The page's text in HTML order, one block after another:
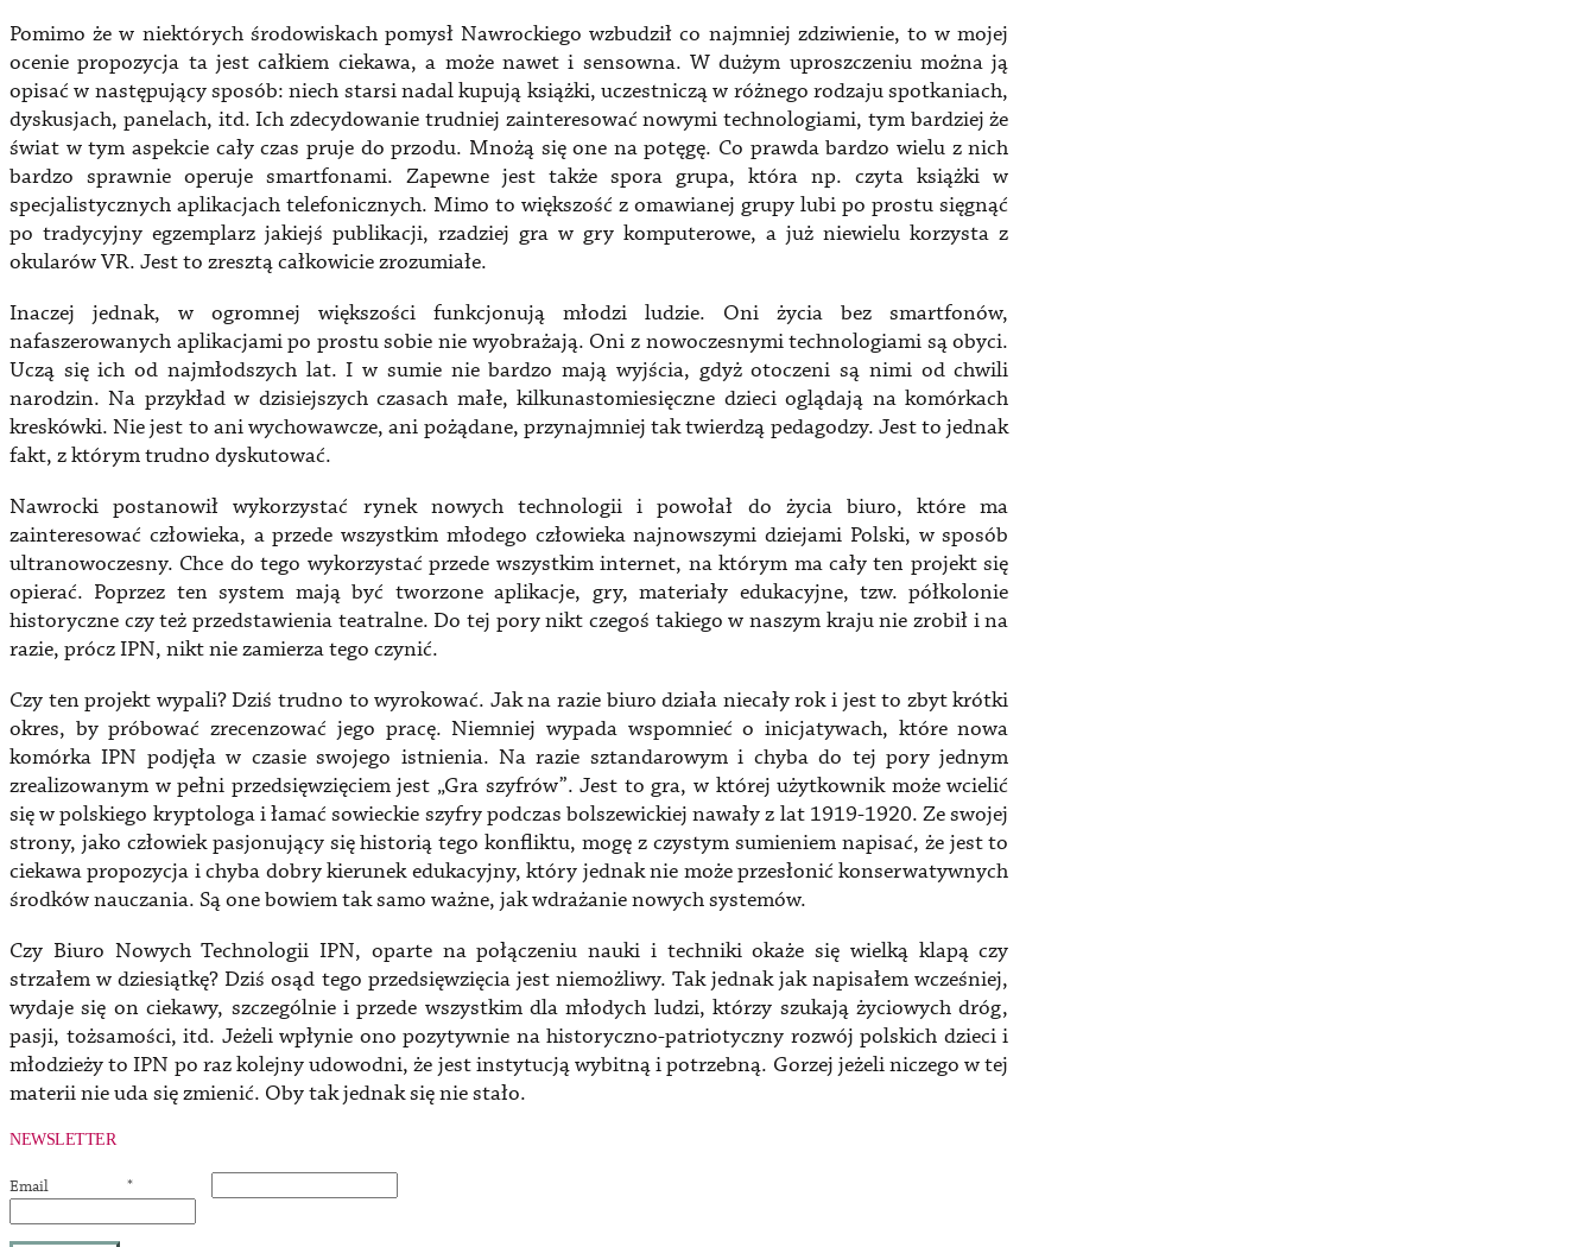
Pomimo że w niektórych środowiskach pomysł Nawrockiego wzbudził co najmniej zdziwienie, to w mojej
ocenie propozycja ta jest całkiem ciekawa, a może nawet i sensowna. W dużym uproszczeniu można ją
opisać w następujący sposób: niech starsi nadal kupują książki, uczestniczą w różnego rodzaju spotkaniach,
dyskusjach, panelach, itd. Ich zdecydowanie trudniej zainteresować nowymi technologiami, tym bardziej że
świat w tym aspekcie cały czas pruje do przodu. Mnożą się one na potęgę. Co prawda bardzo wielu z nich
bardzo sprawnie operuje smartfonami. Zapewne jest także spora grupa, która np. czyta książki w
specjalistycznych aplikacjach telefonicznych. Mimo to większość z omawianej grupy lubi po prostu sięgnąć
po tradycyjny egzemplarz jakiejś publikacji, rzadziej gra w gry komputerowe, a już niewielu korzysta z
okularów VR. Jest to zresztą całkowicie zrozumiałe.
Inaczej jednak, w ogromnej większości funkcjonują młodzi ludzie. Oni życia bez smartfonów,
nafaszerowanych aplikacjami po prostu sobie nie wyobrażają. Oni z nowoczesnymi technologiami są obyci.
Uczą się ich od najmłodszych lat. I w sumie nie bardzo mają wyjścia, gdyż otoczeni są nimi od chwili
narodzin. Na przykład w dzisiejszych czasach małe, kilkunastomiesięczne dzieci oglądają na komórkach
kreskówki. Nie jest to ani wychowawcze, ani pożądane, przynajmniej tak twierdzą pedagodzy. Jest to jednak
fakt, z którym trudno dyskutować.
Nawrocki postanowił wykorzystać rynek nowych technologii i powołał do życia biuro, które ma
zainteresować człowieka, a przede wszystkim młodego człowieka najnowszymi dziejami Polski, w sposób
ultranowoczesny. Chce do tego wykorzystać przede wszystkim internet, na którym ma cały ten projekt się
opierać. Poprzez ten system mają być tworzone aplikacje, gry, materiały edukacyjne, tzw. półkolonie
historyczne czy też przedstawienia teatralne. Do tej pory nikt czegoś takiego w naszym kraju nie zrobił i na
razie, prócz IPN, nikt nie zamierza tego czynić.
Czy ten projekt wypali? Dziś trudno to wyrokować. Jak na razie biuro działa niecały rok i jest to zbyt krótki
okres, by próbować zrecenzować jego pracę. Niemniej wypada wspomnieć o inicjatywach, które nowa
komórka IPN podjęła w czasie swojego istnienia. Na razie sztandarowym i chyba do tej pory jednym
zrealizowanym w pełni przedsięwzięciem jest „Gra szyfrów”. Jest to gra, w której użytkownik może wcielić
się w polskiego kryptologa i łamać sowieckie szyfry podczas bolszewickiej nawały z lat 1919-1920. Ze swojej
strony, jako człowiek pasjonujący się historią tego konfliktu, mogę z czystym sumieniem napisać, że jest to
ciekawa propozycja i chyba dobry kierunek edukacyjny, który jednak nie może przesłonić konserwatywnych
środków nauczania. Są one bowiem tak samo ważne, jak wdrażanie nowych systemów.
Czy Biuro Nowych Technologii IPN, oparte na połączeniu nauki i techniki okaże się wielką klapą czy
strzałem w dziesiątkę? Dziś osąd tego przedsięwzięcia jest niemożliwy. Tak jednak jak napisałem wcześniej,
wydaje się on ciekawy, szczególnie i przede wszystkim dla młodych ludzi, którzy szukają życiowych dróg,
pasji, tożsamości, itd. Jeżeli wpłynie ono pozytywnie na historyczno-patriotyczny rozwój polskich dzieci i
młodzieży to IPN po raz kolejny udowodni, że jest instytucją wybitną i potrzebną. Gorzej jeżeli niczego w tej
materii nie uda się zmienić. Oby tak jednak się nie stało.
NEWSLETTER
Email*